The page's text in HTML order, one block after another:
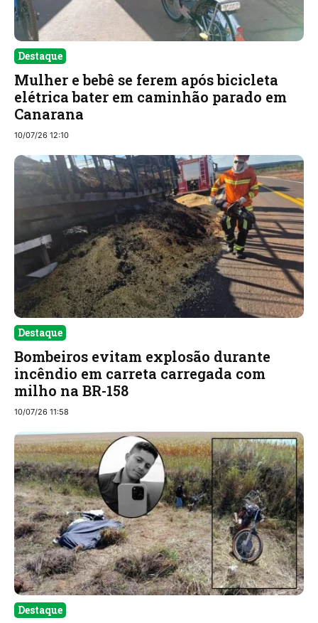
Destaque
Mulher e bebê se ferem após bicicleta
elétrica bater em caminhão parado em
Canarana
10/07/26 12:10
Destaque
Bombeiros evitam explosão durante
incêndio em carreta carregada com
milho na BR-158
10/07/26 11:58
Destaque